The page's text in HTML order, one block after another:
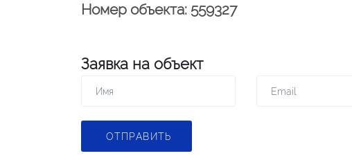
Номер объекта: 559327
Заявка на объект
ОТПРАВИТЬ